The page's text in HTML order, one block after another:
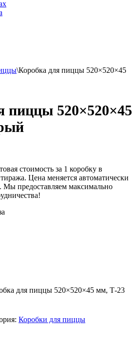
\Коробка для пиццы 520×520×45
пиццы 520×520×45
стоимость за 1 коробку в
Цена меняется автоматически
Мы предоставляем максимально
для пиццы 520×520×45 мм, Т-23
Коробки для пиццы